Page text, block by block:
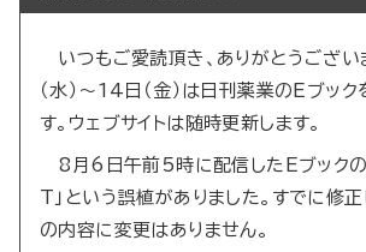
いつもご愛読頂き、ありがとうござい
（水）～14日（金）は日刊薬業のEブッ
す。ウェブサイトは随時更新します。
8月6日午前5時に配信したEブックの
T」という誤植がありました。すでに修
の内容に変更はありません。